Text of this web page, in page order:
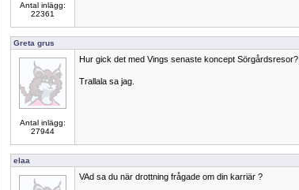
Antal inlägg:
22361
Greta grus
Antal inlägg:
27944
Hur gick det med Vings senaste koncept Sörgårdsresor?
Trallala sa jag.
elaa
VAd sa du när drottning frågade om din karriär ?